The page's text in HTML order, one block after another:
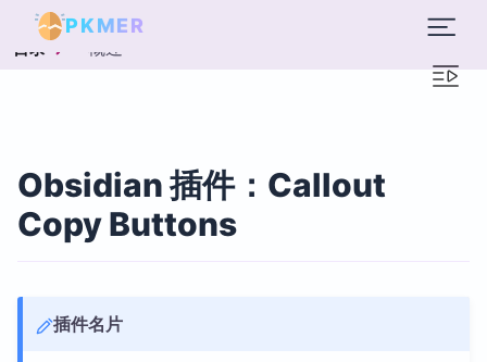
PKMER
目录 概述
Obsidian 插件：Callout
Copy Buttons
插件名片